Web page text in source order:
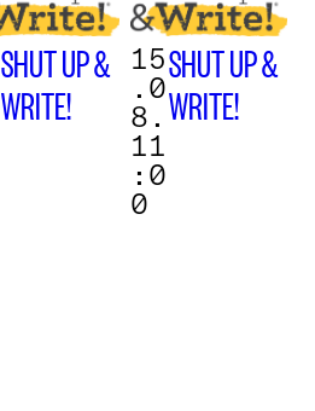
SHUT UP &
WRITE!
SHUT UP &
WRITE!
15
.0
8.
11
:0
0